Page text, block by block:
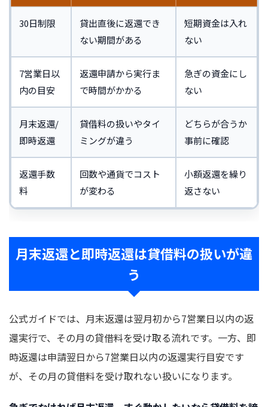
30日制限
貸出直後に返還でき
ない期間がある
短期資金は入れ
ない
7営業日以
内の目安
返還申請から実行ま
で時間がかかる
急ぎの資金にし
ない
月末返還/
即時返還
貸借料の扱いやタイ
ミングが違う
どちらが合うか
事前に確認
返還手数
料
回数や通貨でコスト
が変わる
小額返還を繰り
返さない
月末返還と即時返還は貸借料の扱いが違
う
公式ガイドでは、月末返還は翌月初から7営業日以内の返
還実行で、その月の貸借料を受け取る流れです。一方、即
時返還は申請翌日から7営業日以内の返還実行目安です
が、その月の貸借料を受け取れない扱いになります。